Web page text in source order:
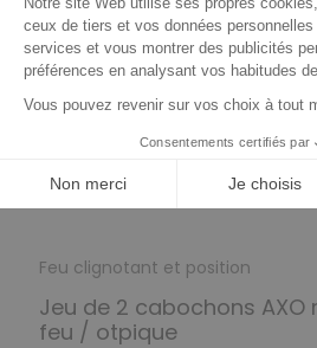
Feu clignotant et position
Jeu de 2 cabochons AXO
feu / otpique